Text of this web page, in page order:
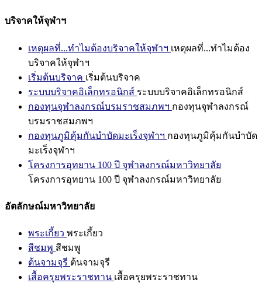
บริจาคให้จุฬาฯ
เหตุผลที่...ทำไมต้องบริจาคให้จุฬาฯ เหตุผลที่...ทำไมต้อง
บริจาคให้จุฬาฯ
เริ่มต้นบริจาค เริ่มต้นบริจาค
ระบบบริจาคอิเล็กทรอนิกส์ ระบบบริจาคอิเล็กทรอนิกส์
กองทุนจุฬาลงกรณ์บรมราชสมภพฯ กองทุนจุฬาลงกรณ์
บรมราชสมภพฯ
กองทุนภูมิคุ้มกันบำบัดมะเร็งจุฬาฯ กองทุนภูมิคุ้มกันบำบัด
มะเร็งจุฬาฯ
โครงการอุทยาน 100 ปี จุฬาลงกรณ์มหาวิทยาลัย
โครงการอุทยาน 100 ปี จุฬาลงกรณ์มหาวิทยาลัย
อัตลักษณ์มหาวิทยาลัย
พระเกี้ยว พระเกี้ยว
สีชมพู สีชมพู
ต้นจามจุรี ต้นจามจุรี
เสื้อครุยพระราชทาน เสื้อครุยพระราชทาน